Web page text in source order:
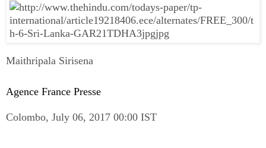
Maithripala Sirisena
Agence France Presse
Colombo, July 06, 2017 00:00 IST